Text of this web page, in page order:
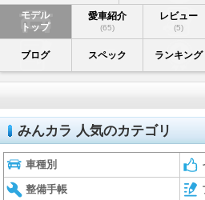
モデル
トップ
愛車紹介
(65)
レビュー
(5)
ブログ スペック ランキング
みんカラ 人気のカテゴリ
車種別
整備手帳